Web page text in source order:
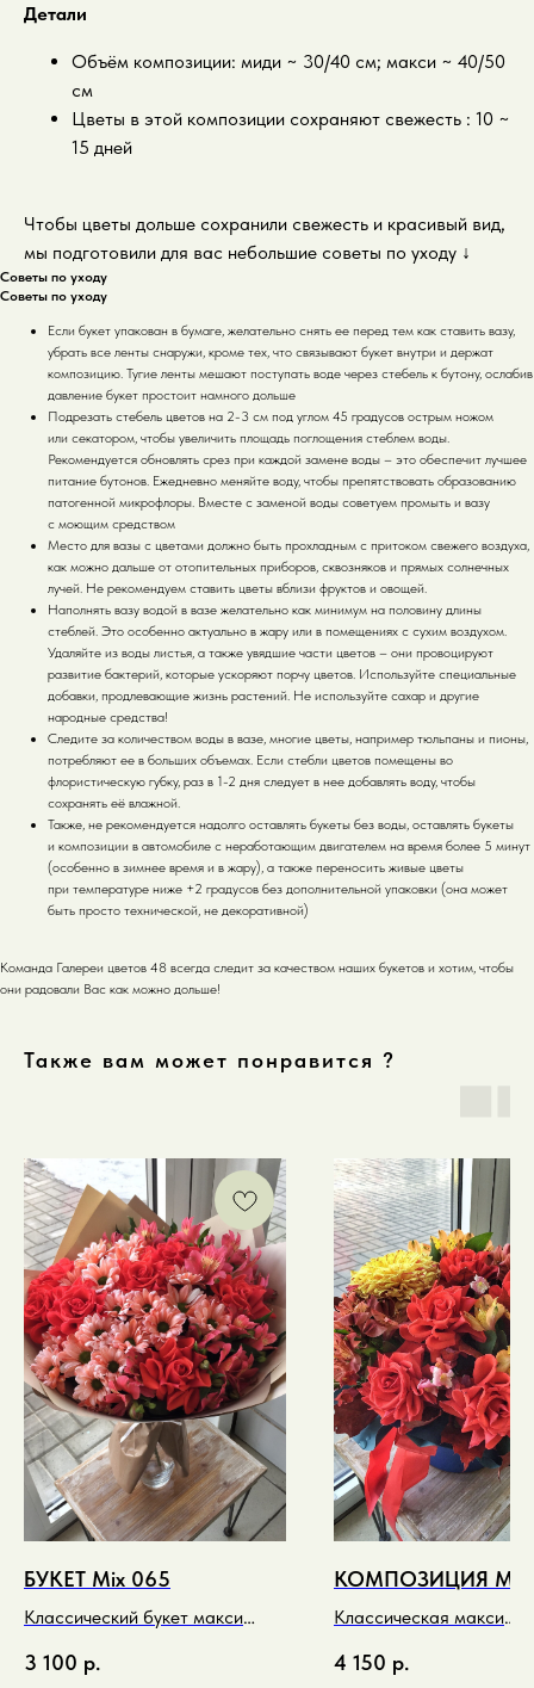
Детали
Объём композиции: миди ~ 30/40 см; макси ~ 40/50
см
Цветы в этой композиции сохраняют свежесть : 10 ~
15 дней
Чтобы цветы дольше сохранили свежесть и красивый вид,
мы подготовили для вас небольшие советы по уходу ↓
Советы по уходу
Советы по уходу
Если букет упакован в бумаге, желательно снять ее перед тем как ставить вазу,
убрать все ленты снаружи, кроме тех, что связывают букет внутри и держат
композицию. Тугие ленты мешают поступать воде через стебель к бутону, ослабив
давление букет простоит намного дольше
Подрезать стебель цветов на 2-3 см под углом 45 градусов острым ножом
или секатором, чтобы увеличить площадь поглощения стеблем воды.
Рекомендуется обновлять срез при каждой замене воды – это обеспечит лучшее
питание бутонов. Ежедневно меняйте воду, чтобы препятствовать образованию
патогенной микрофлоры. Вместе с заменой воды советуем промыть и вазу
с моющим средством
Место для вазы с цветами должно быть прохладным с притоком свежего воздуха,
как можно дальше от отопительных приборов, сквозняков и прямых солнечных
лучей. Не рекомендуем ставить цветы вблизи фруктов и овощей.
Наполнять вазу водой в вазе желательно как минимум на половину длины
стеблей. Это особенно актуально в жару или в помещениях с сухим воздухом.
Удаляйте из воды листья, а также увядшие части цветов – они провоцируют
развитие бактерий, которые ускоряют порчу цветов. Используйте специальные
добавки, продлевающие жизнь растений. Не используйте сахар и другие
народные средства!
Следите за количеством воды в вазе, многие цветы, например тюльпаны и пионы,
потребляют ее в больших объемах. Если стебли цветов помещены во
флористическую губку, раз в 1-2 дня следует в нее добавлять воду, чтобы
сохранять её влажной.
Также, не рекомендуется надолго оставлять букеты без воды, оставлять букеты
и композиции в автомобиле с неработающим двигателем на время более 5 минут
(особенно в зимнее время и в жару), а также переносить живые цветы
при температуре ниже +2 градусов без дополнительной упаковки (она может
быть просто технической, не декоративной)
Команда Галереи цветов 48 всегда следит за качеством наших букетов и хотим, чтобы
они радовали Вас как можно дольше!
Также вам может понравится ?
БУКЕТ Mix 065
Классический букет макси
терракотовых тонах
3 100 р.
КОМПОЗИЦИЯ Mix
Классическая макси
коралловом оттенке
4 150 р.